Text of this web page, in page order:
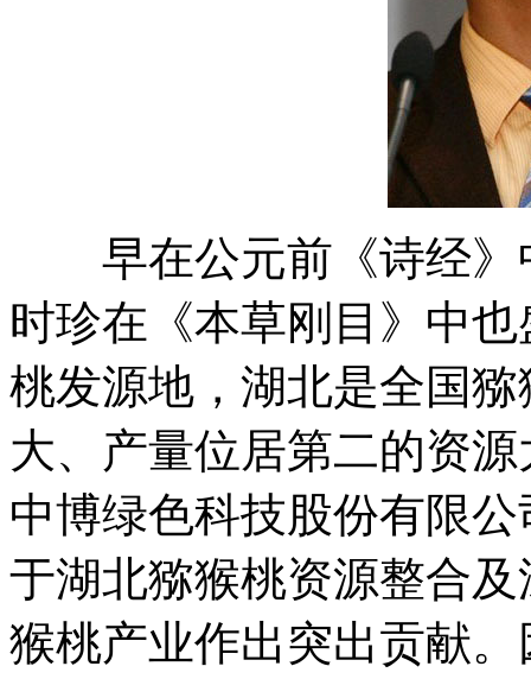
早在公元前《诗经》
时珍在《本草刚目》中
桃发源地，湖北是全国
大、产量位居第二的资
中博绿色科技股份有限
于湖北猕猴桃资源整合
猴桃产业作出突出贡献